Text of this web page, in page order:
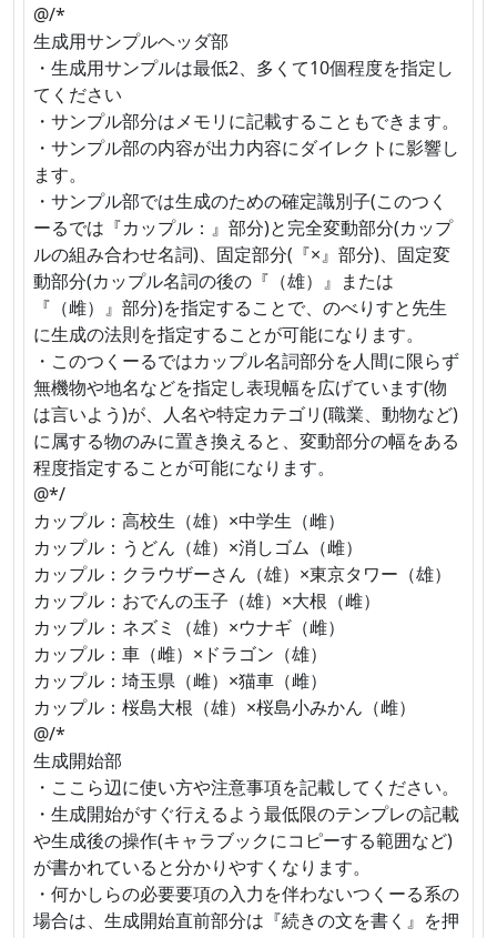
@/*
生成用サンプルヘッダ部
・生成用サンプルは最低2、多くて10個程度を指定し
てください
・サンプル部分はメモリに記載することもできます。
・サンプル部の内容が出力内容にダイレクトに影響し
ます。
・サンプル部では生成のための確定識別子(このつく
ーるでは『カップル：』部分)と完全変動部分(カップ
ルの組み合わせ名詞)、固定部分(『×』部分)、固定変
動部分(カップル名詞の後の『（雄）』または
『（雌）』部分)を指定することで、のべりすと先生
に生成の法則を指定することが可能になります。
・このつくーるではカップル名詞部分を人間に限らず
無機物や地名などを指定し表現幅を広げています(物
は言いよう)が、人名や特定カテゴリ(職業、動物など)
に属する物のみに置き換えると、変動部分の幅をある
程度指定することが可能になります。
@*/
カップル：高校生（雄）×中学生（雌）
カップル：うどん（雄）×消しゴム（雌）
カップル：クラウザーさん（雄）×東京タワー（雄）
カップル：おでんの玉子（雄）×大根（雌）
カップル：ネズミ（雄）×ウナギ（雌）
カップル：車（雌）×ドラゴン（雄）
カップル：埼玉県（雌）×猫車（雌）
カップル：桜島大根（雄）×桜島小みかん（雌）
@/*
生成開始部
・ここら辺に使い方や注意事項を記載してください。
・生成開始がすぐ行えるよう最低限のテンプレの記載
や生成後の操作(キャラブックにコピーする範囲など)
が書かれていると分かりやすくなります。
・何かしらの必要要項の入力を伴わないつくーる系の
場合は、生成開始直前部分は『続きの文を書く』を押